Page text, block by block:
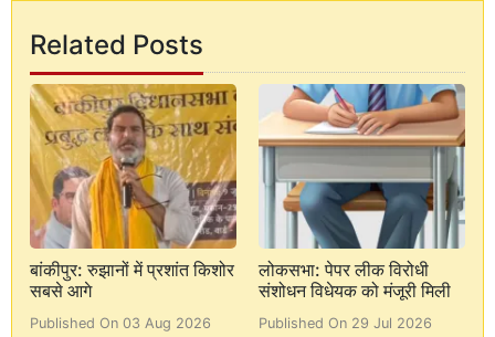
Related Posts
बांकीपुर: रुझानों में प्रशांत किशोर
सबसे आगे
Published On 03 Aug 2026
लोकसभा: पेपर लीक विरोधी
संशोधन विधेयक को मंजूरी मिली
Published On 29 Jul 2026